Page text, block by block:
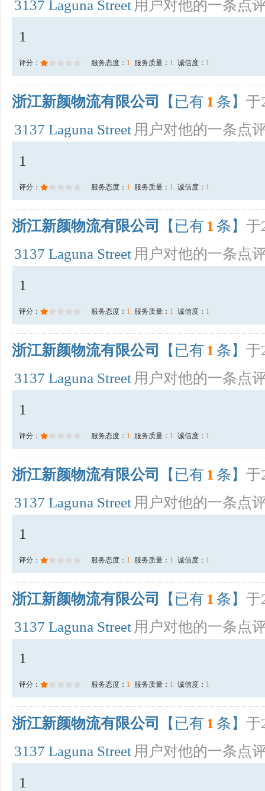
3137 Laguna Street 用户对他的一条点
1
评分： 服务态度： 1 服务质量： 1 诚信度： 1
浙江新颜物流有限公司 【已有 1 条】 于
3137 Laguna Street 用户对他的一条点
1
评分： 服务态度： 1 服务质量： 1 诚信度： 1
浙江新颜物流有限公司 【已有 1 条】 于
3137 Laguna Street 用户对他的一条点
1
评分： 服务态度： 1 服务质量： 1 诚信度： 1
浙江新颜物流有限公司 【已有 1 条】 于
3137 Laguna Street 用户对他的一条点
1
评分： 服务态度： 1 服务质量： 1 诚信度： 1
浙江新颜物流有限公司 【已有 1 条】 于
3137 Laguna Street 用户对他的一条点
1
评分： 服务态度： 1 服务质量： 1 诚信度： 1
浙江新颜物流有限公司 【已有 1 条】 于
3137 Laguna Street 用户对他的一条点
1
评分： 服务态度： 1 服务质量： 1 诚信度： 1
浙江新颜物流有限公司 【已有 1 条】 于
3137 Laguna Street 用户对他的一条点
1